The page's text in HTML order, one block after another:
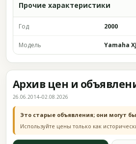
Прочие характеристики
Год 2000
Модель Yamaha
Архив цен и
26.06.2014–02.08.2026
Это старые объявления; они могут
Используйте цены только как